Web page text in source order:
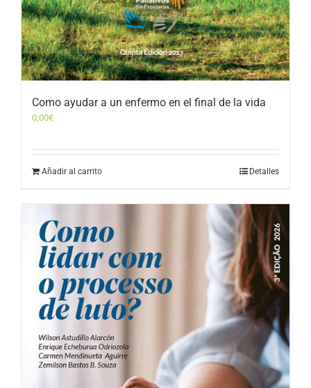
Como ayudar a un enfermo en el final de la vida
0,00€
Añadir al carrito Detalles